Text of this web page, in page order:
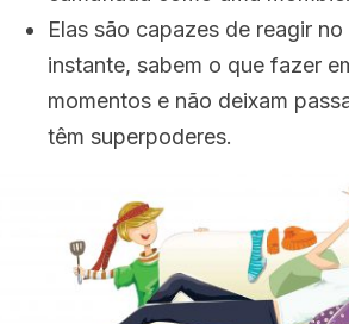
Elas são capazes de reagir no
instante, sabem o que fazer
momentos e não deixam
têm superpoderes.